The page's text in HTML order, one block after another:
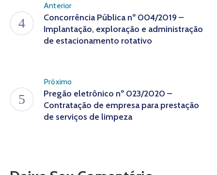
Anterior
Concorrência Pública nº 004/2019 –
Implantação, exploração e administração
de estacionamento rotativo
Próximo
Pregão eletrônico nº 023/2020 –
Contratação de empresa para prestação
de serviços de limpeza